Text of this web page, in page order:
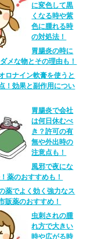
に変色して黒
くなる時や紫
色に腫れる時
の対処法！
胃腸炎の時に
メな物とその理由も！
ロナイン軟膏を使うと
！効果と副作用につい
胃腸炎で会社
は何日休むべ
き？許可の有
無や外出時の
注意点も！
風邪で夜にな
薬のおすすめも！
薬でよく効く強力なス
販薬のおすすめ！
虫刺されの腫
れ方で大きい
時や広がる時